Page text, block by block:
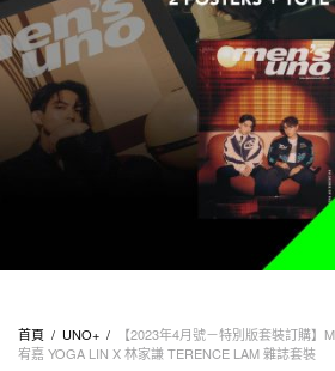
首頁 / UNO+ /
【2023年4月號－特別版套裝訂購】
宥嘉 YOGA LIN X 林家謙 TERENCE LAM 雜誌套裝